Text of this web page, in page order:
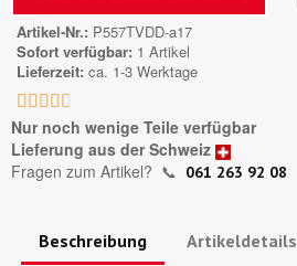
Artikel-Nr. P557TVDD-a17
Sofort verfügbar 1 Artikel
Lieferzeit ca. 1-3 Werktage
    
Nur noch wenige Teile verfügbar
Lieferung aus der Schweiz
Fragen zum Artikel? 📞 061 263 92 08
Beschreibung Artikeldetails